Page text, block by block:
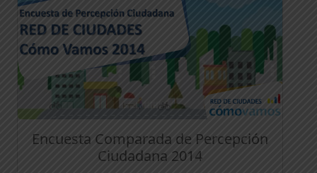
Encuesta Comparada de Percepción
Ciudadana 2014